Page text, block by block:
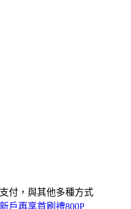
付，與其他多種方式
戶再享首刷禮800P